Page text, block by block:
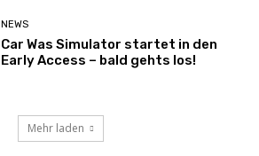
NEWS
Car Was Simulator startet in den
Early Access – bald gehts los!
Mehr laden